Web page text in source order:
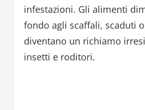
infestazioni. Gli alimenti
fondo agli scaffali, scaduti
diventano un richiamo
insetti e roditori.